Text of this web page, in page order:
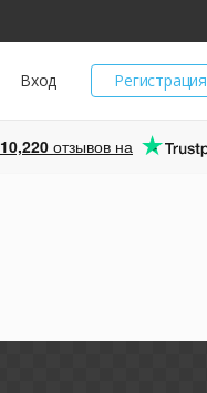
Регистрация
Вход
10,220 отзывов на